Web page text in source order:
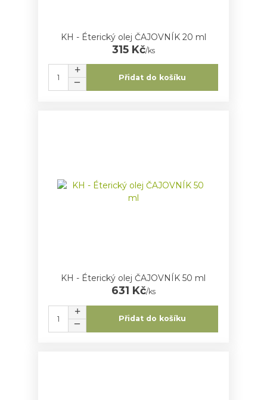
KH - Éterický olej ČAJOVNÍK 20 ml
315 Kč/ks
Přidat do košíku
KH - Éterický olej ČAJOVNÍK 50 ml
631 Kč/ks
Přidat do košíku